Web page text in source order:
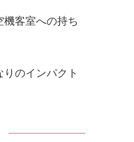
客室への持ち
のインパクト